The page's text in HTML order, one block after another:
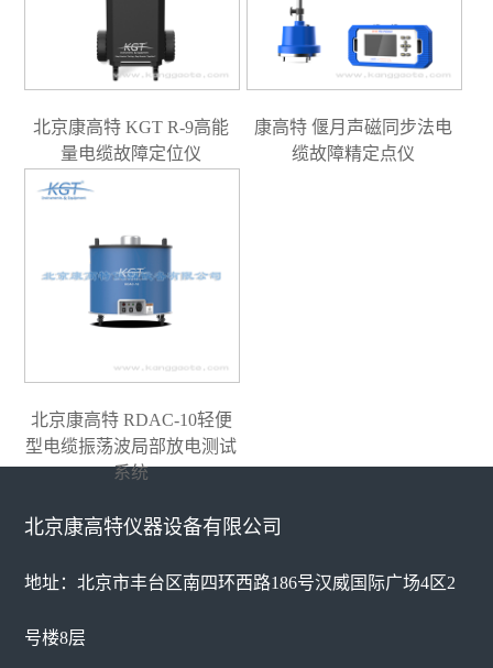
北京康高特 KGT R-9高能
量电缆故障定位仪
康高特 偃月声磁同步法电
缆故障精定点仪
北京康高特 RDAC-10轻便
型电缆振荡波局部放电测试
系统
北京康高特仪器设备有限公司
地址：北京市丰台区南四环西路186号汉威国际广场4区2
号楼8层